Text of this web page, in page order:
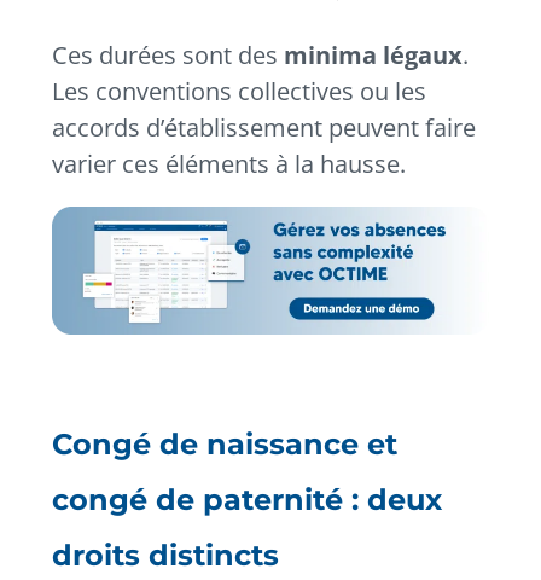
Ces durées sont des minima légaux.
Les conventions collectives ou les
accords d’établissement peuvent faire
varier ces éléments à la hausse.
Congé de naissance et
congé de paternité : deux
droits distincts